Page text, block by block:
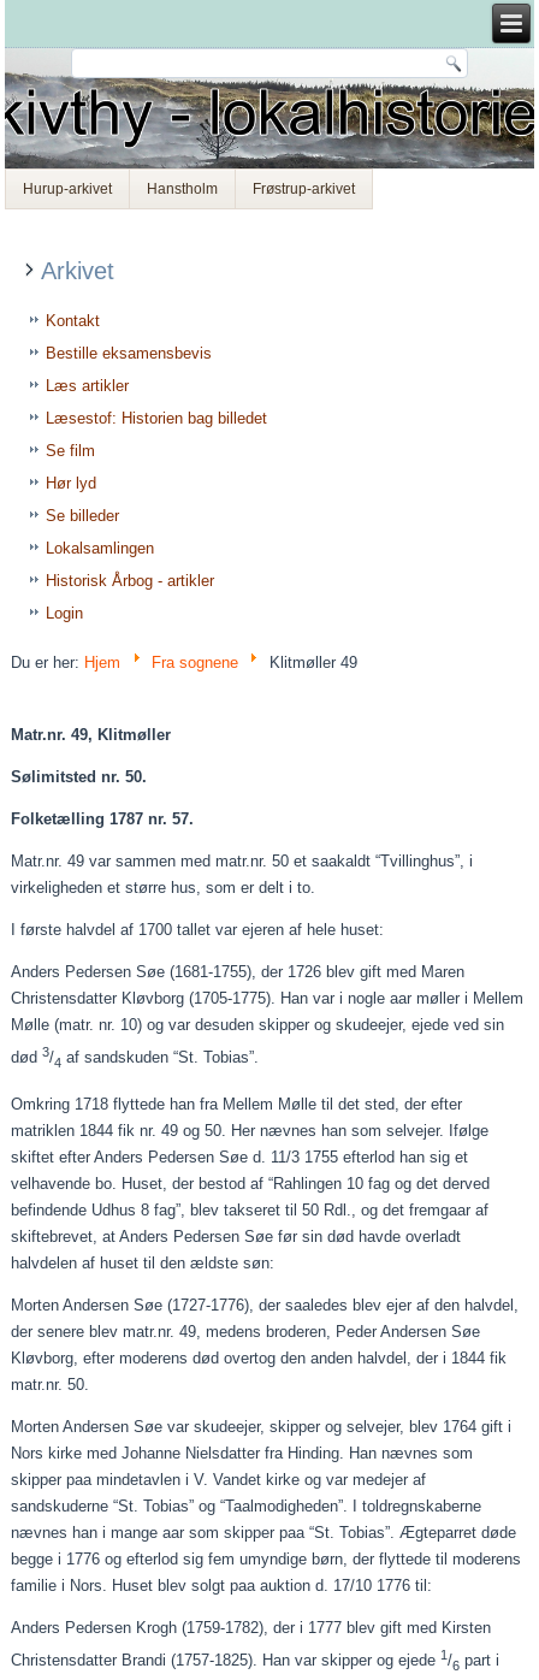
Hurup-arkivet Hanstholm Frøstrup-arkivet
Arkivet
Kontakt
Bestille eksamensbevis
Læs artikler
Læsestof: Historien bag billedet
Se film
Hør lyd
Se billeder
Lokalsamlingen
Historisk Årbog - artikler
Login
Du er her: Hjem Fra sognene Klitmøller 49
Matr.nr. 49, Klitmøller
Sølimitsted nr. 50.
Folketælling 1787 nr. 57.
Matr.nr. 49 var sammen med matr.nr. 50 etsaakaldt “Tvillinghus”, i
virkeligheden et større hus, som er delt i to.
I første halvdel af 1700 tallet var ejeren af hele huset:
Anders Pedersen Søe (1681-1755), der 1726 blev gift med Maren
Christensdatter Kløvborg (1705-1775). Han var i nogleaar mølleri Mellem
Mølle (matr. nr. 10) og var desuden skipper og skudeejer, ejede ved sin
død3/4 af sandskuden “St. Tobias”.
Omkring 1718 flyttede han fra Mellem Mølle til det sted, der efter
matriklen 1844 fik nr. 49 og 50. Her nævnes han som selvejer. Ifølge
skiftet efter Anders Pedersen Søe d. 11/3 1755 efterlod han sig et
velhavende bo. Huset, der bestod af “Rahlingen 10 fag og det derved
befindende Udhus 8 fag”, blev takseret til 50 Rdl., og detfremgaar af
skiftebrevet, at Anders Pedersen Søe før sin død havde overladt
halvdelen af huset til den ældste søn:
Morten Andersen Søe (1727-1776), dersaaledes blev ejer af den halvdel,
der senere blev matr.nr. 49, medens broderen, Peder Andersen Søe
Kløvborg , efter moderens død overtog den anden halvdel, der i 1844 fik
matr.nr. 50.
Morten Andersen Søe var skudeejer, skipper og selvejer, blev 1764 gift i
Nors kirke med Johanne Nielsdatter fra Hinding. Han nævnes som
skipperpaa mindetavlen i V. Vandet kirke og var medejer af
sandskuderne “St. Tobias” og “Taalmodigheden”. I toldregnskaberne
nævnes han i mangeaar som skipperpaa “St. Tobias”. Ægteparret døde
begge i 1776 og efterlod sig fem umyndige børn, der flyttede til moderens
familie i Nors. Huset blev solgtpaa auktion d. 17/10 1776 til:
Anders Pedersen Krogh (1759-1782), der i 1777 blev gift med Kirsten
Christensdatter Brandi (1757-1825). Han var skipper og ejede1 /6 part i